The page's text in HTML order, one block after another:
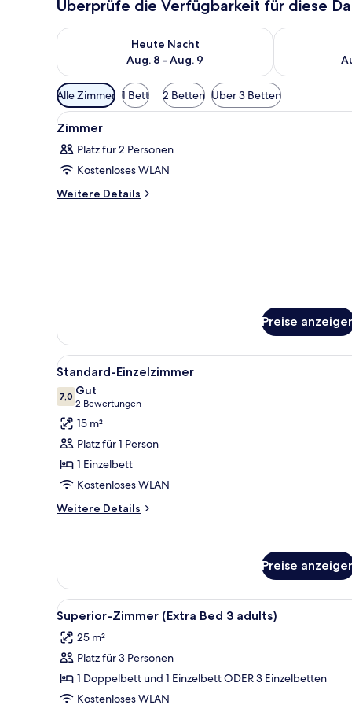
Überprüfe die Verfügbarkeit für diese
Heute Nacht
Aug. 8 - Aug. 9
Überprüfe die Verfügbarkeit für heute Nacht, Aug. 8
Überprüfe
Verfügbare
Filter
für
Alle Zimmer 1 Bett 2 Betten Über 3 Betten
Alle
Fotos
für
Zimmer
anzeigen
Ein Hotelzimmer mit Bett,
18
Zimmer
Platz für 2 Personen
Kostenloses WLAN
Weitere Details
Weitere
Preise
Alle
Fotos
für
Standard-
Einzelzimmer
anzeigen
Ein Hotelzimmer mit einem
4
Standard-Einzelzimmer
7,07,0 von 10
Gut
2 Bewertungen
(2
Bewertungen)
15 m²
Platz für 1 Person
1 Einzelbett
Kostenloses WLAN
Weitere Details
Weitere
Preise
Alle
Fotos
für
Superior-
Zimmer
(Extra
Hochwertige Bettwaren,
7
Superior-Zimmer (Extra Bed 3 adults)
25 m²
Platz für 3 Personen
1 Doppelbett und 1 Einzelbett ODER 3 Einzelbetten
Kostenloses WLAN